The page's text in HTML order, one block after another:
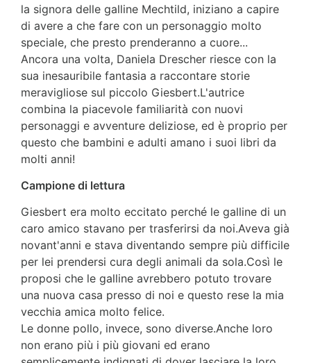
la signora delle galline Mechtild, iniziano a capire
di avere a che fare con un personaggio molto
speciale, che presto prenderanno a cuore...
Ancora una volta, Daniela Drescher riesce con la
sua inesauribile fantasia a raccontare storie
meravigliose sul piccolo Giesbert.L'autrice
combina la piacevole familiarità con nuovi
personaggi e avventure deliziose, ed è proprio per
questo che bambini e adulti amano i suoi libri da
molti anni!
Campione di lettura
Giesbert era molto eccitato perché le galline di un
caro amico stavano per trasferirsi da noi.Aveva già
novant'anni e stava diventando sempre più difficile
per lei prendersi cura degli animali da sola.Così le
proposi che le galline avrebbero potuto trovare
una nuova casa presso di noi e questo rese la mia
vecchia amica molto felice.
Le donne pollo, invece, sono diverse.Anche loro
non erano più i più giovani ed erano